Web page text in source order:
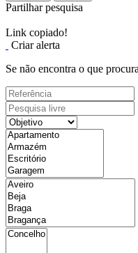
Partilhar pesquisa
Link copiado!
Criar alerta
Se não encontra o que